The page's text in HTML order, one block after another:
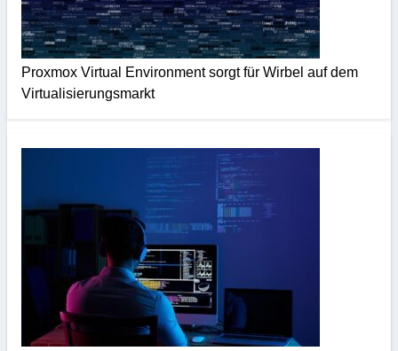
Proxmox Virtual Environment sorgt für Wirbel auf dem
Virtualisierungsmarkt